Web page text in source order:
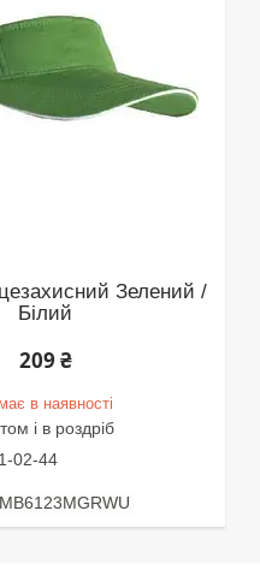
Зелений /
Білий
209 ₴
в наявності
і в роздріб
02-44
MB6123MGRWU